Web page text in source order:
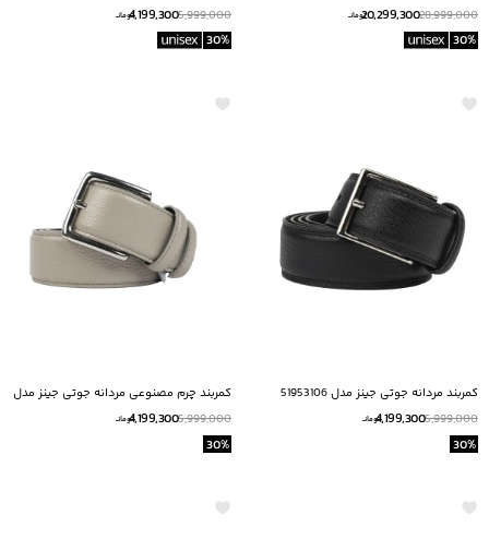
28,999,000
20,299,300تومانــ
30%
5,999,000
4,199,300تومانــ
30%
کمربند مردانه جوتی جينز مدل 51953106
5,999,000
4,199,300تومانــ
30%
کمربند چرم مصنوعی مردانه جوتی جینز مدل
51953102
5,999,000
4,199,300تومانــ
30%